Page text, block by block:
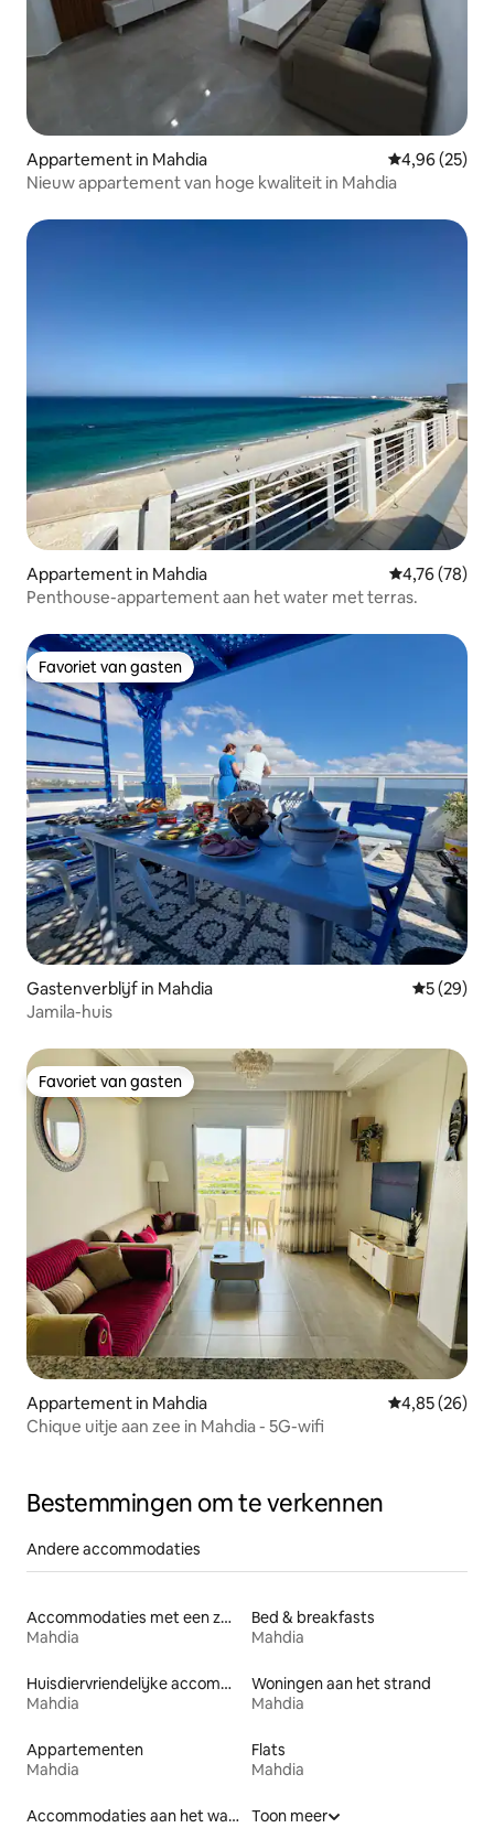
Appartement in Mahdia Gemiddelde
4,96 (25)
Nieuw appartement van hoge kwaliteit in Mahdia
Appartement in Mahdia Gemiddelde
4,76 (78)
Penthouse-appartement aan het water met terras.
Favoriet van gasten
Favoriet van gasten
Gastenverblijf in Mahdia
5 (29)
Jamila-huis
Favoriet van gasten
Favoriet van gasten
Appartement in Mahdia Gemiddelde
4,85 (26)
Chique uitje aan zee in Mahdia - 5G-wifi
Bestemmingen om te verkennen
Andere accommodaties
Accommodaties met een zwembad
Mahdia
Bed & breakfasts
Mahdia
Huisdiervriendelijke accommodaties
Mahdia
Woningen aan het strand
Mahdia
Appartementen
Mahdia
Flats
Mahdia
Accommodaties aan het water
Toon meer